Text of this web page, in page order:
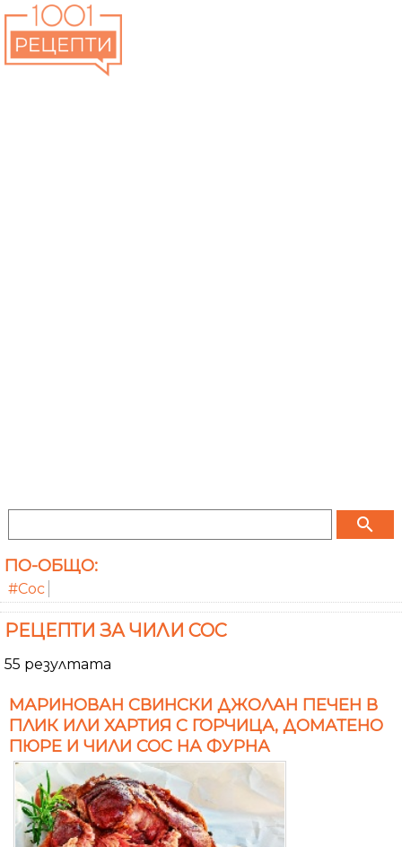
search
ПО-ОБЩО:
#Сос
РЕЦЕПТИ ЗА ЧИЛИ СОС
55 резултата
МАРИНОВАН СВИНСКИ ДЖОЛАН ПЕЧЕН В
ПЛИК ИЛИ ХАРТИЯ С ГОРЧИЦА, ДОМАТЕНО
ПЮРЕ И ЧИЛИ СОС НА ФУРНА